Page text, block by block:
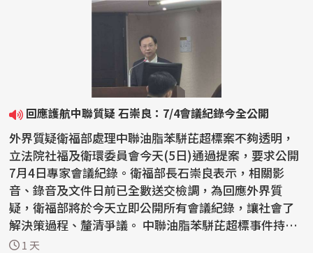
回應護航中聯質疑 石崇良：7/4會議紀錄今全公開
外界質疑衛福部處理中聯油脂苯駢芘超標案不夠透明，
立法院社福及衛環委員會今天(5日)通過提案，要求公開
7月4日專家會議紀錄。衛福部長石崇良表示，相關影
音、錄音及文件日前已全數送交檢調，為回應外界質
疑，衛福部將於今天立即公開所有會議紀錄，讓社會了
解決策過程、釐清爭議。 中聯油脂苯駢芘超標事件持續
延燒，國...
1 天